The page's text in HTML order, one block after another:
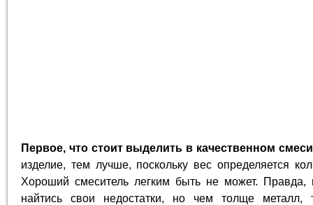
Первое, что стоит выделить в качественном
изделие, тем лучше, поскольку вес определяется
Хороший смеситель легким быть не может. Правда,
найтись свои недостатки, но чем толще металл,